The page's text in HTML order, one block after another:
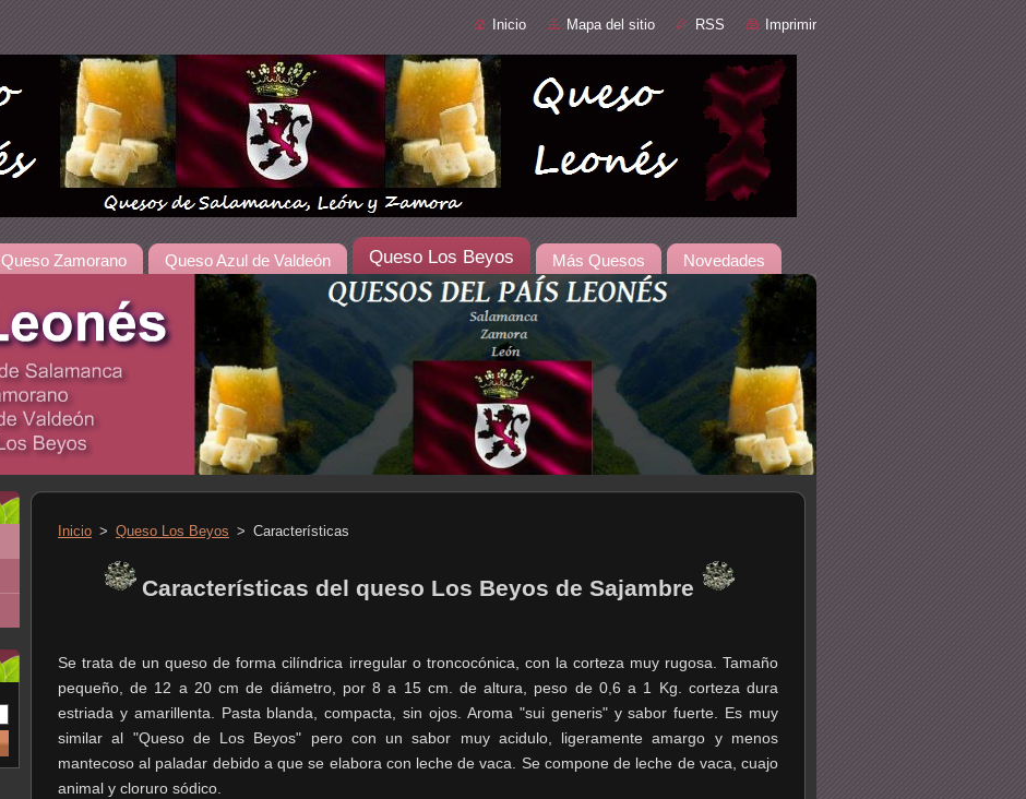
Inicio Mapa del sitio RSS Imprimir
Queso Zamorano Queso Azul de Valdeón Queso Los Beyos Más Quesos Novedades
Inicio > Queso Los Beyos > Características
Características del queso Los Beyos de Sajambre
Se trata de un queso de forma cilíndrica irregular o troncocónica, con la corteza muy rugosa. Tamaño
pequeño, de 12 a 20 cm de diámetro, por 8 a 15 cm. de altura, peso de 0,6 a 1 Kg. corteza dura
estriada y amarillenta. Pasta blanda, compacta, sin ojos. Aroma "sui generis" y sabor fuerte. Es muy
similar al "Queso de Los Beyos" pero con un sabor muy acidulo, ligeramente amargo y menos
mantecoso al paladar debido a que se elabora con leche de vaca. Se compone de leche de vaca, cuajo
animal y cloruro sódico.